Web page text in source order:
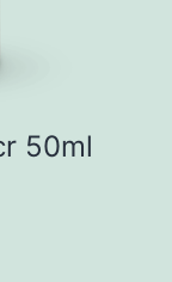
50ml